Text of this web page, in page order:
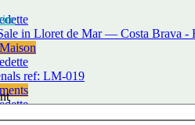
in Lloret de Mar — Costa Brava -
ref: LM-019
go2lloret